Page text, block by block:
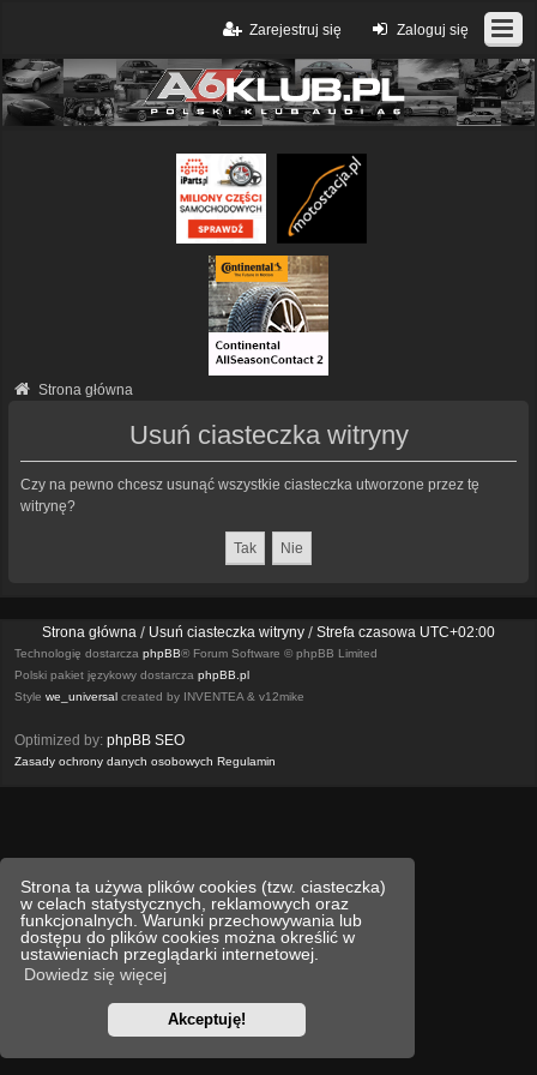
Strona ta używa plików cookies (tzw. ciasteczka)
w celach statystycznych, reklamowych oraz
funkcjonalnych. Warunki przechowywania lub
dostępu do plików cookies można określić w
ustawieniach przeglądarki internetowej.
Dowiedz się więcej
Akceptuję!
Zaloguj się
Zarejestruj się
Strona główna
Usuń ciasteczka witryny
Czy na pewno chcesz usunąć wszystkie ciasteczka utworzone przez tę
witrynę?
Strona główna Usuń ciasteczka witryny Strefa czasowa UTC+02:00
Technologię dostarcza phpBB® Forum Software © phpBB Limited
Polski pakiet językowy dostarcza phpBB.pl
Style we_universal created by INVENTEA & v12mike
Optimized by: phpBB SEO
Zasady ochrony danych osobowych Regulamin